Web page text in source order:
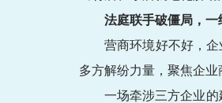
法庭联手破僵局，
营商环境好不好，
多方解纷力量，聚焦企
一场牵涉三方企业